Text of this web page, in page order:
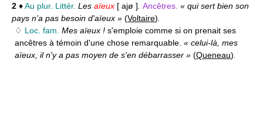
2 ♦Au plur. Littér. Les aïeux [ ajø ] Ancêtres. « qui sert bien son
pays n'a pas besoin d'aïeux » (Voltaire)
♢ Loc. fam. Mes aïeux ! s'emploie comme si on prenait ses
ancêtres à témoin d'une chose remarquable. « celui-là, mes
aïeux, il n'y a pas moyen de s'en débarrasser » (Queneau)